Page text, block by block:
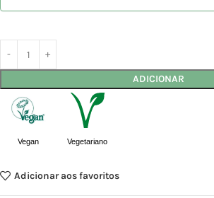
ADICIONAR
Vegan Vegetariano
Adicionar aos favoritos